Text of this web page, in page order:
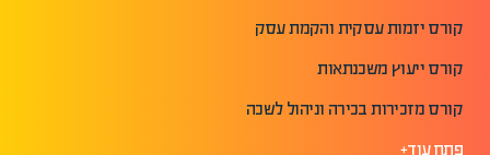
קורס יזמות עסקית והקמת עסק
קורס ייעוץ משכנתאות
קורס מזכירות בכירה וניהול לשכה
פתח עוד+